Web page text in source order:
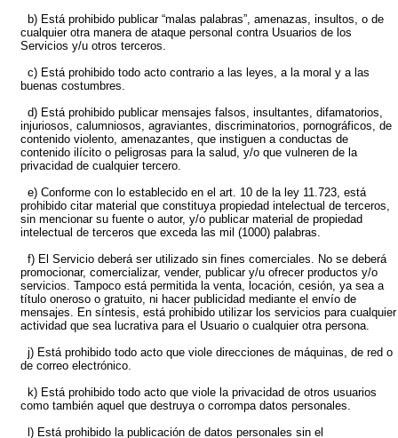
b) Está prohibido publicar “malas palabras”, amenazas, insultos, o de
cualquier otra manera de ataque personal contra Usuarios de los
Servicios y/u otros terceros.
c) Está prohibido todo acto contrario a las leyes, a la moral y a las
buenas costumbres.
d) Está prohibido publicar mensajes falsos, insultantes, difamatorios,
injuriosos, calumniosos, agraviantes, discriminatorios, pornográficos, de
contenido violento, amenazantes, que instiguen a conductas de
contenido ilícito o peligrosas para la salud, y/o que vulneren de la
privacidad de cualquier tercero.
e) Conforme con lo establecido en el art. 10 de la ley 11.723, está
prohibido citar material que constituya propiedad intelectual de terceros,
sin mencionar su fuente o autor, y/o publicar material de propiedad
intelectual de terceros que exceda las mil (1000) palabras.
f) El Servicio deberá ser utilizado sin fines comerciales. No se deberá
promocionar, comercializar, vender, publicar y/u ofrecer productos y/o
servicios. Tampoco está permitida la venta, locación, cesión, ya sea a
título oneroso o gratuito, ni hacer publicidad mediante el envío de
mensajes. En síntesis, está prohibido utilizar los servicios para cualquier
actividad que sea lucrativa para el Usuario o cualquier otra persona.
j) Está prohibido todo acto que viole direcciones de máquinas, de red o
de correo electrónico.
k) Está prohibido todo acto que viole la privacidad de otros usuarios
como también aquel que destruya o corrompa datos personales.
l) Está prohibido la publicación de datos personales sin el